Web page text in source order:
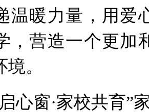
温暖力量，用爱
，营造一个更加
。
窗·家校共育”